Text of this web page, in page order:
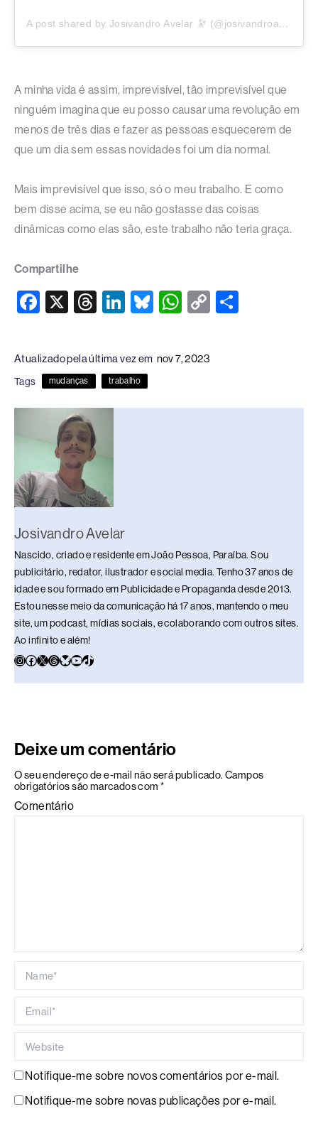
A post shared by Josivandro Avelar 🔭 (@josivandroavelar)
A minha vida é assim, imprevisível, tão imprevisível que
ninguém imagina que eu posso causar uma revolução em
menos de três dias e fazer as pessoas esquecerem de
que um dia sem essas novidades foi um dia normal.
Mais imprevisível que isso, só o meu trabalho. E como
bem disse acima, se eu não gostasse das coisas
dinâmicas como elas são, este trabalho não teria graça.
Compartilhe
F
e
b
o
o
X
T
a
d
s
Li
e
dI
n
Bl
sk
W
s
p
C
n
Atualizado pela última vez em nov 7, 2023
Tags mudanças trabalho
Josivandro Avelar
Nascido, criado e residente em João Pessoa, Paraíba. Sou
publicitário, redator, ilustrador e social media. Tenho 37 anos de
idade e sou formado em Publicidade e Propaganda desde 2013.
Estou nesse meio da comunicação há 17 anos, mantendo o meu
site, um podcast, mídias sociais, e colaborando com outros sites.
Ao infinito e além!
Deixe um comentário
O seu endereço de e-mail não será publicado. Campos
obrigatórios são marcados com *
Comentário
Notifique-me sobre novos comentários por e-mail.
Notifique-me sobre novas publicações por e-mail.